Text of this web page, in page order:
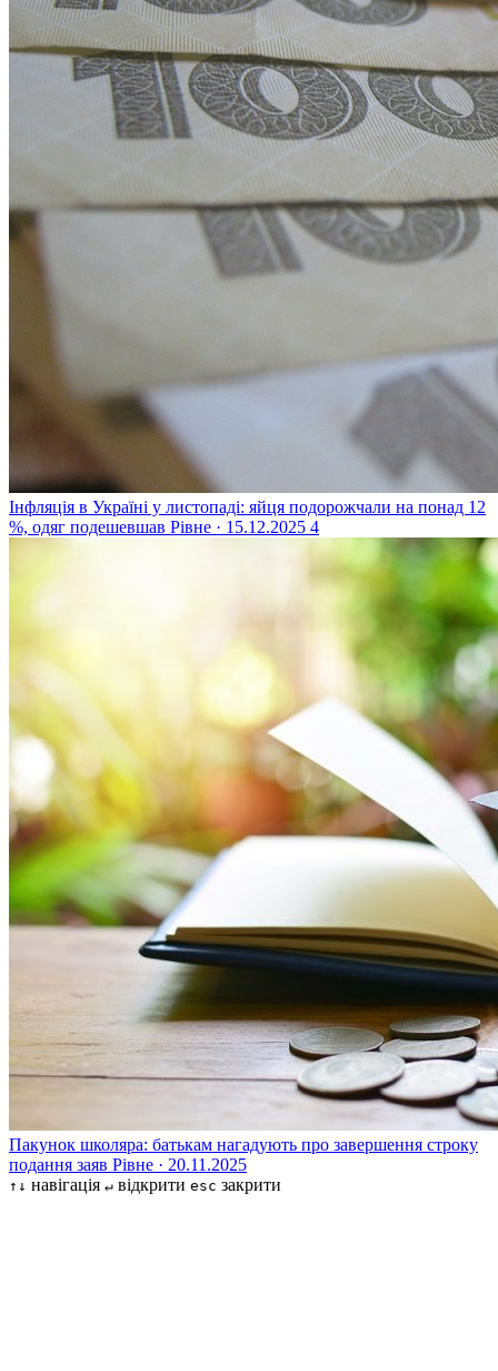
Інфляція в Україні у листопаді: яйця подорожчали на понад 12
%, одяг подешевшав Рівне · 15.12.2025 4
Пакунок школяра: батькам нагадують про завершення строку
подання заяв Рівне · 20.11.2025
↑↓ навігація ↵ відкрити esc закрити